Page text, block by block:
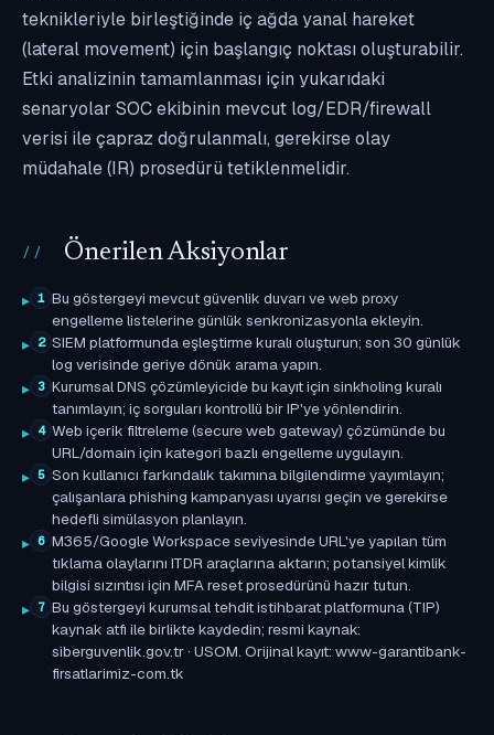
teknikleriyle birleştiğinde iç ağda yanal hareket
(lateral movement) için başlangıç noktası oluşturabilir.
Etki analizinin tamamlanması için yukarıdaki
senaryolar SOC ekibinin mevcut log/EDR/firewall
verisi ile çapraz doğrulanmalı, gerekirse olay
müdahale (IR) prosedürü tetiklenmelidir.
Önerilen Aksiyonlar
1 Bu göstergeyi mevcut güvenlik duvarı ve web proxy
engelleme listelerine günlük senkronizasyonla ekleyin.
2 SIEM platformunda eşleştirme kuralı oluşturun; son 30 günlük
log verisinde geriye dönük arama yapın.
3 Kurumsal DNS çözümleyicide bu kayıt için sinkholing kuralı
tanımlayın; iç sorguları kontrollü bir IP'ye yönlendirin.
4 Web içerik filtreleme (secure web gateway) çözümünde bu
URL/domain için kategori bazlı engelleme uygulayın.
5 Son kullanıcı farkındalık takımına bilgilendirme yayımlayın;
çalışanlara phishing kampanyası uyarısı geçin ve gerekirse
hedefli simülasyon planlayın.
6 M365/Google Workspace seviyesinde URL'ye yapılan tüm
tıklama olaylarını ITDR araçlarına aktarın; potansiyel kimlik
bilgisi sızıntısı için MFA reset prosedürünü hazır tutun.
7 Bu göstergeyi kurumsal tehdit istihbarat platformuna (TIP)
kaynak atfı ile birlikte kaydedin; resmi kaynak:
siberguvenlik.gov.tr · USOM. Orijinal kayıt: www-garantibank-
firsatlarimiz-com.tk